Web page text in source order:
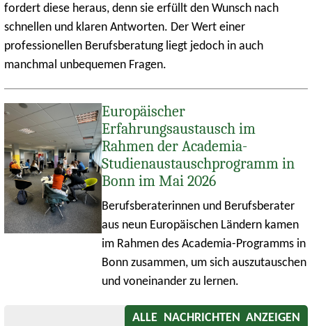
fordert diese heraus, denn sie erfüllt den Wunsch nach
schnellen und klaren Antworten. Der Wert einer
professionellen Berufsberatung liegt jedoch in auch
manchmal unbequemen Fragen.
Europäischer
Erfahrungsaustausch im
Rahmen der Academia-
Studienaustauschprogramm in
Bonn im Mai 2026
Berufsberaterinnen und Berufsberater
aus neun Europäischen Ländern kamen
im Rahmen des Academia-Programms in
Bonn zusammen, um sich auszutauschen
und voneinander zu lernen.
ALLE NACHRICHTEN ANZEIGEN